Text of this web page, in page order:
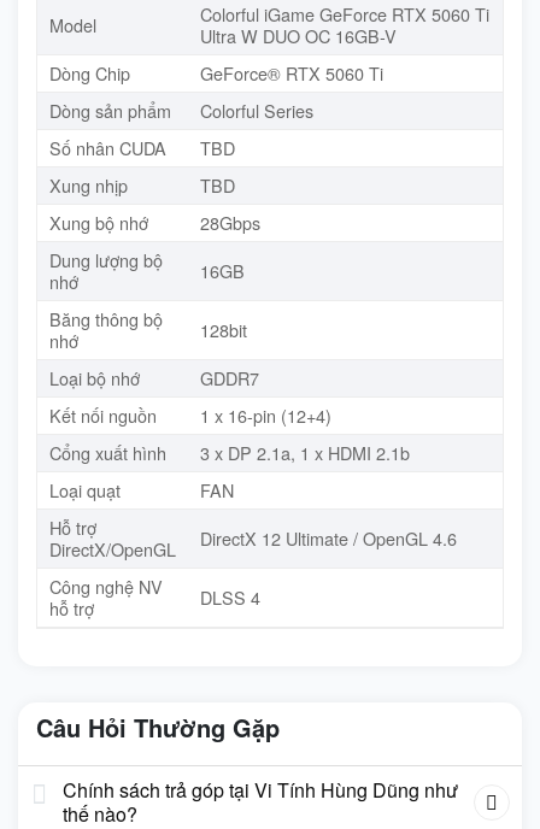
Model
Colorful iGame GeForce RTX 5060 Ti
Ultra W DUO OC 16GB-V
Dòng Chip
GeForce® RTX 5060 Ti
Dòng sản phẩm
Colorful Series
Số nhân CUDA
TBD
Xung nhịp
TBD
Xung bộ nhớ
28Gbps
Dung lượng bộ
nhớ
16GB
Băng thông bộ
nhớ
128bit
Loại bộ nhớ
GDDR7
Kết nối nguồn
1 x 16-pin (12+4)
Cổng xuất hình
3 x DP 2.1a, 1 x HDMI 2.1b
Loại quạt
FAN
Hỗ trợ
DirectX/OpenGL
DirectX 12 Ultimate / OpenGL 4.6
Công nghệ NV
hỗ trợ
DLSS 4
Câu Hỏi Thường Gặp
Chính sách trả góp tại Vi Tính Hùng Dũng như
thế nào?